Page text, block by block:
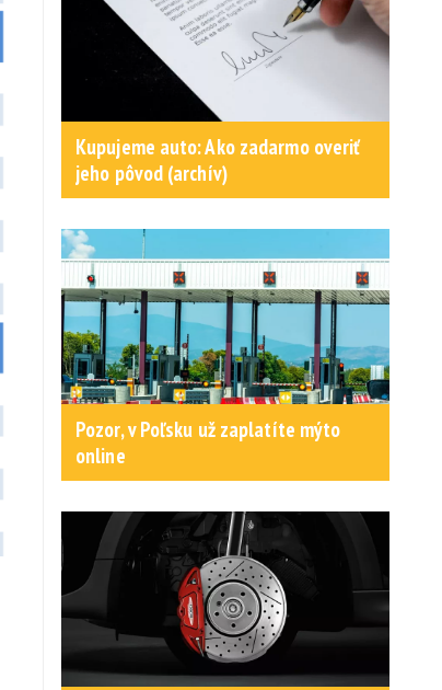
Kupujeme auto: Ako zadarmo overiť
jeho pôvod (archív)
Pozor, v Poľsku už zaplatíte mýto
online